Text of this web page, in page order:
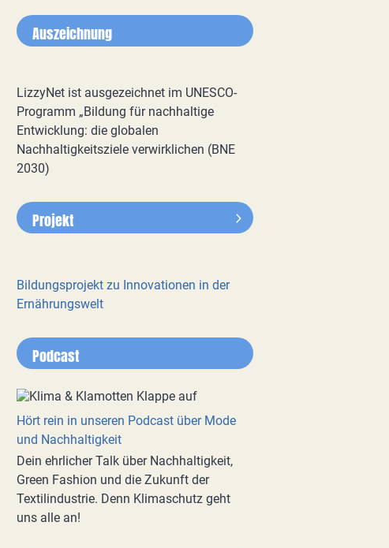
Auszeichnung
LizzyNet ist ausgezeichnet im UNESCO-
Programm „Bildung für nachhaltige
Entwicklung: die globalen
Nachhaltigkeitsziele verwirklichen (BNE
2030)
Projekt
Bildungsprojekt zu Innovationen in der
Ernährungswelt
Podcast
Hört rein in unseren Podcast über Mode
und Nachhaltigkeit
Dein ehrlicher Talk über Nachhaltigkeit,
Green Fashion und die Zukunft der
Textilindustrie. Denn Klimaschutz geht
uns alle an!